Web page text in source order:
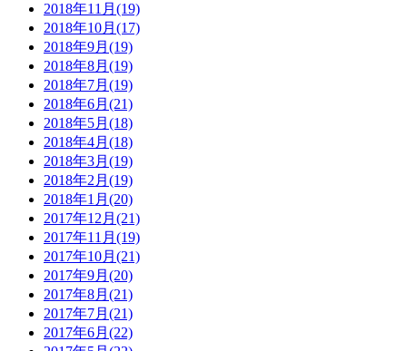
2018年11月(19)
2018年10月(17)
2018年9月(19)
2018年8月(19)
2018年7月(19)
2018年6月(21)
2018年5月(18)
2018年4月(18)
2018年3月(19)
2018年2月(19)
2018年1月(20)
2017年12月(21)
2017年11月(19)
2017年10月(21)
2017年9月(20)
2017年8月(21)
2017年7月(21)
2017年6月(22)